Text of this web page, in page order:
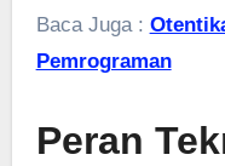
Baca Juga :
Pemrograman
Peran